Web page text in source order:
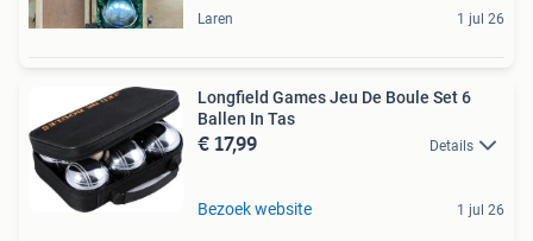
Laren 1 jul 26
Longfield Games Jeu De Boule Set 6
Ballen In Tas
€ 17,99 Details
Bezoek website 1 jul 26